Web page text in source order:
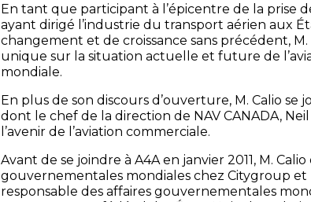
En tant que participant à l’épicentre de la prise
ayant dirigé l’industrie du transport aérien aux
changement et de croissance sans précédent,
unique sur la situation actuelle et future de
mondiale.
En plus de son discours d’ouverture, M. Calio se
dont le chef de la direction de NAV CANADA,
l’avenir de l’aviation commerciale.
Avant de se joindre à A4A en janvier 2011, M.
gouvernementales mondiales chez Citygroup
responsable des affaires gouvernementales